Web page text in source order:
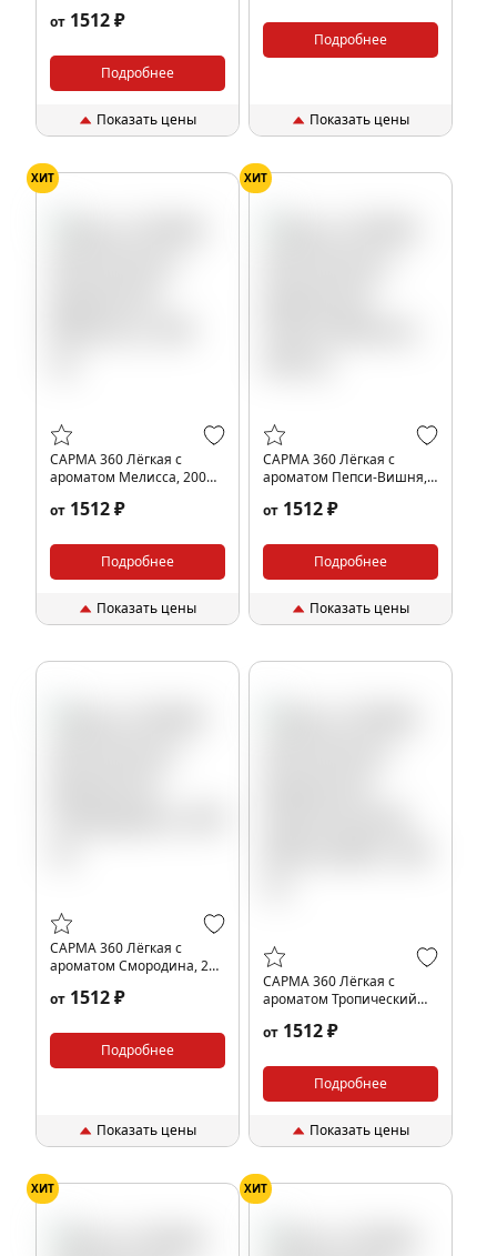
от 1512 ₽
Подробнее
Показать цены
Подробнее
Показать цены
ХИТ
САРМА 360 Лёгкая с
ароматом Мелисса, 200
от 1512 ₽
Подробнее
Показать цены
ХИТ
САРМА 360 Лёгкая с
ароматом Пепси-Вишня,
от 1512 ₽
Подробнее
Показать цены
САРМА 360 Лёгкая с
ароматом Смородина, 200
от 1512 ₽
Подробнее
Показать цены
САРМА 360 Лёгкая с
ароматом Тропический
от 1512 ₽
Подробнее
Показать цены
ХИТ ХИТ